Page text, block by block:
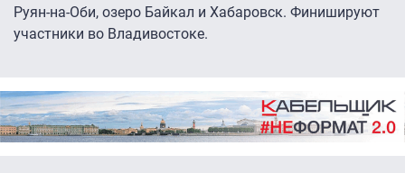
Руян-на-Оби, озеро Байкал и Хабаровск. Финишируют
участники во Владивостоке.